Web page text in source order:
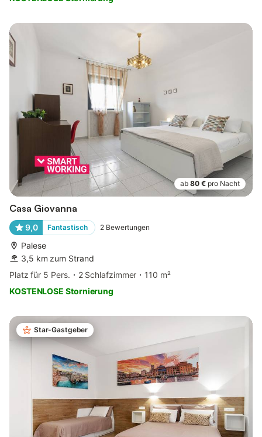
ab 80 € pro Nacht
Casa Giovanna
9,0 Fantastisch 2 Bewertungen
Palese
3,5 km zum Strand
Platz für 5 Pers.
2 Schlafzimmer
110 m²
KOSTENLOSE Stornierung
Star-Gastgeber